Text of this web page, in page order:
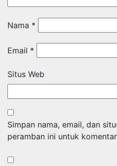
Nama *
Email *
Situs Web
Simpan nama, email, dan
peramban ini untuk